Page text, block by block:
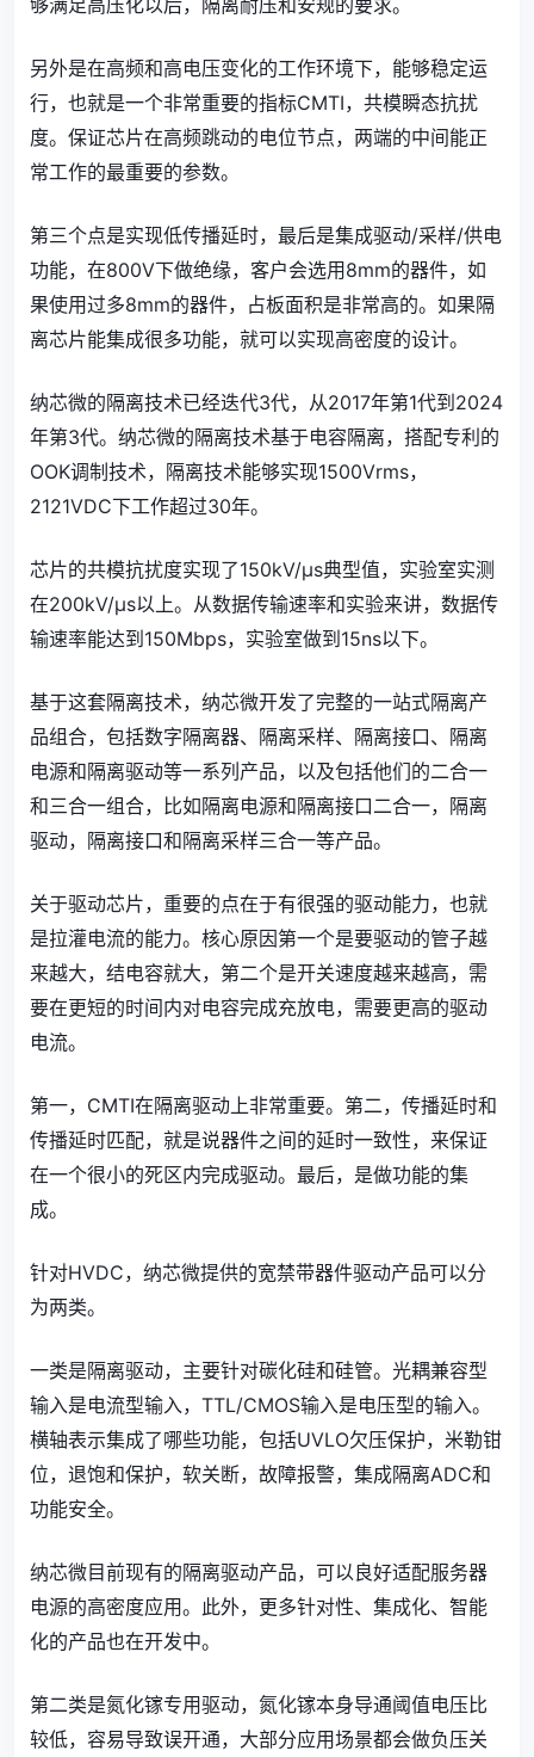
够满足高压化以后，隔离耐压和安规的要求。
另外是在高频和高电压变化的工作环境下，能够稳定运
行，也就是一个非常重要的指标CMTI，共模瞬态抗扰
度。保证芯片在高频跳动的电位节点，两端的中间能正
常工作的最重要的参数。
第三个点是实现低传播延时，最后是集成驱动/采样/供电
功能，在800V下做绝缘，客户会选用8mm的器件，如
果使用过多8mm的器件，占板面积是非常高的。如果隔
离芯片能集成很多功能，就可以实现高密度的设计。
纳芯微的隔离技术已经迭代3代，从2017年第1代到2024
年第3代。纳芯微的隔离技术基于电容隔离，搭配专利的
OOK调制技术，隔离技术能够实现1500Vrms，
2121VDC下工作超过30年。
芯片的共模抗扰度实现了150kV/μs典型值，实验室实测
在200kV/μs以上。从数据传输速率和实验来讲，数据传
输速率能达到150Mbps，实验室做到15ns以下。
基于这套隔离技术，纳芯微开发了完整的一站式隔离产
品组合，包括数字隔离器、隔离采样、隔离接口、隔离
电源和隔离驱动等一系列产品，以及包括他们的二合一
和三合一组合，比如隔离电源和隔离接口二合一，隔离
驱动，隔离接口和隔离采样三合一等产品。
关于驱动芯片，重要的点在于有很强的驱动能力，也就
是拉灌电流的能力。核心原因第一个是要驱动的管子越
来越大，结电容就大，第二个是开关速度越来越高，需
要在更短的时间内对电容完成充放电，需要更高的驱动
电流。
第一，CMTI在隔离驱动上非常重要。第二，传播延时和
传播延时匹配，就是说器件之间的延时一致性，来保证
在一个很小的死区内完成驱动。最后，是做功能的集
成。
针对HVDC，纳芯微提供的宽禁带器件驱动产品可以分
为两类。
一类是隔离驱动，主要针对碳化硅和硅管。光耦兼容型
输入是电流型输入，TTL/CMOS输入是电压型的输入。
横轴表示集成了哪些功能，包括UVLO欠压保护，米勒钳
位，退饱和保护，软关断，故障报警，集成隔离ADC和
功能安全。
纳芯微目前现有的隔离驱动产品，可以良好适配服务器
电源的高密度应用。此外，更多针对性、集成化、智能
化的产品也在开发中。
第二类是氮化镓专用驱动，氮化镓本身导通阈值电压比
较低，容易导致误开通，大部分应用场景都会做负压关